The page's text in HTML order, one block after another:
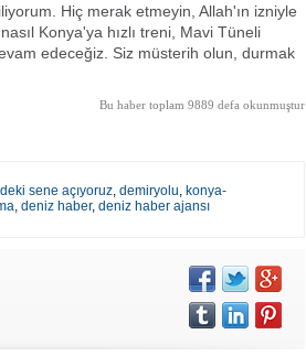
Hiç merak etmeyin, Allah'ın izniyle
Konya'ya hızlı treni, Mavi Tüneli
edeceğiz. Siz müsterih olun, durmak
Bu haber toplam 9889 defa okunmuştur
sene açıyoruz, demiryolu, konya-
, deniz haber, deniz haber ajansı